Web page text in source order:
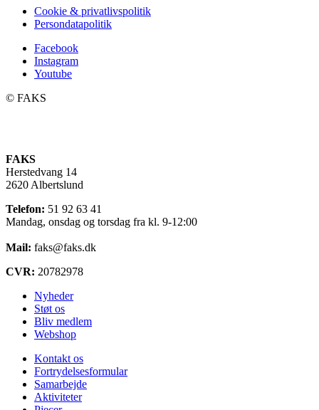
Cookie & privatlivspolitik
Persondatapolitik
Facebook
Instagram
Youtube
©️ FAKS
FAKS
Herstedvang 14
2620 Albertslund
Telefon: 51 92 63 41
Mandag, onsdag og torsdag fra kl. 9-12:00
Mail: faks@faks.dk
CVR: 20782978
Nyheder
Støt os
Bliv medlem
Webshop
Kontakt os
Fortrydelsesformular
Samarbejde
Aktiviteter